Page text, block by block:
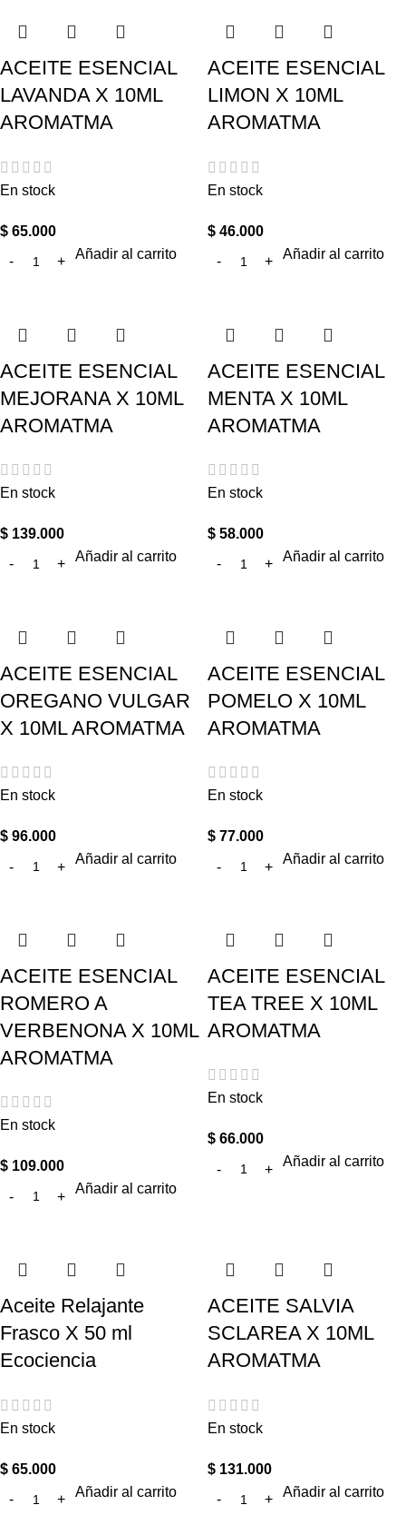
ACEITE ESENCIAL
LAVANDA X 10ML
AROMATMA
En stock
$ 65.000
Añadir al carrito
ACEITE ESENCIAL
LIMON X 10ML
AROMATMA
En stock
$ 46.000
Añadir al carrito
ACEITE ESENCIAL
MEJORANA X 10ML
AROMATMA
En stock
$ 139.000
Añadir al carrito
ACEITE ESENCIAL
MENTA X 10ML
AROMATMA
En stock
$ 58.000
Añadir al carrito
ACEITE ESENCIAL
OREGANO VULGAR
X 10ML AROMATMA
En stock
$ 96.000
Añadir al carrito
ACEITE ESENCIAL
POMELO X 10ML
AROMATMA
En stock
$ 77.000
Añadir al carrito
ACEITE ESENCIAL
ROMERO A
VERBENONA X 10ML
AROMATMA
En stock
$ 109.000
Añadir al carrito
ACEITE ESENCIAL
TEA TREE X 10ML
AROMATMA
En stock
$ 66.000
Añadir al carrito
Aceite Relajante
Frasco X 50 ml
Ecociencia
En stock
$ 65.000
Añadir al carrito
ACEITE SALVIA
SCLAREA X 10ML
AROMATMA
En stock
$ 131.000
Añadir al carrito